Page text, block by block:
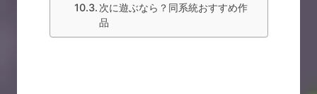
次に遊ぶなら？同系統おすすめ作
品